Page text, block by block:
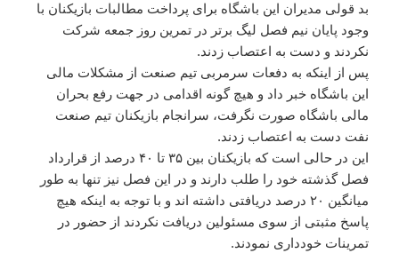
بد قولی مدیران این باشگاه برای پرداخت مطالبات بازیکنان با
وجود پایان نیم فصل لیگ برتر در تمرین روز جمعه شرکت
نکردند و دست به اعتصاب زدند.
پس از اینکه به دفعات سرمربی تیم صنعت از مشکلات مالی
این باشگاه خبر داد و هیچ گونه اقدامی در جهت رفع بحران
مالی باشگاه صورت نگرفت، سرانجام بازیکنان تیم‌ صنعت
نفت دست به اعتصاب زدند.
این در حالی است که بازیکنان بین ۳۵ تا ۴۰ درصد از قرارداد
فصل گذشته خود را طلب دارند و در این فصل نیز تنها به طور
میانگین ۲۰ درصد دریافتی داشته اند و با توجه به اینکه هیچ
پاسخ مثبتی از سوی مسئولین دریافت نکردند از حضور در
تمرینات خودداری نمودند.